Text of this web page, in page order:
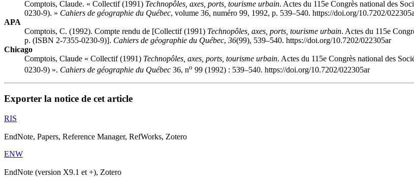
Comptois, Claude. « Collectif (1991) Technopôles, axes, ports, tourisme urbain. Actes du 115e Congrès national des
0230-9). » Cahiers de géographie du Québec, volume 36, numéro 99, 1992, p. 539–540. https://doi.org/10.7202/
APA
Comptois, C. (1992). Compte rendu de [Collectif (1991) Technopôles, axes, ports, tourisme urbain. Actes du 115e
p. (ISBN 2-7355-0230-9)]. Cahiers de géographie du Québec, 36(99), 539–540. https://doi.org/10.7202/022305ar
Chicago
Comptois, Claude « Collectif (1991) Technopôles, axes, ports, tourisme urbain. Actes du 115e Congrès national des
0230-9) ». Cahiers de géographie du Québec 36, no 99 (1992) : 539–540. https://doi.org/10.7202/022305ar
Exporter la notice de cet article
RIS
EndNote, Papers, Reference Manager, RefWorks, Zotero
ENW
EndNote (version X9.1 et +), Zotero